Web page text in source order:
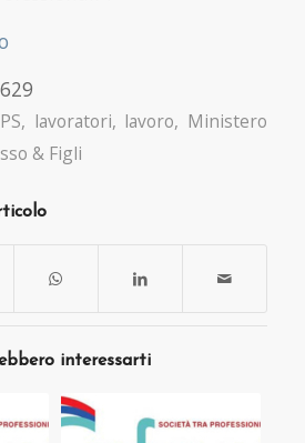
629
, lavoratori, lavoro, Ministero
& Figli
interessarti